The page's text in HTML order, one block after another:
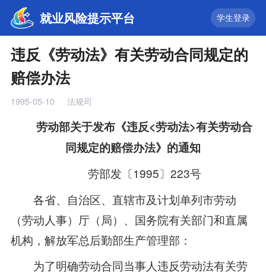
就业风险提示平台 学生登录
违反《劳动法》有关劳动合同规定的
赔偿办法
1995-05-10 法规司
劳动部关于发布《违反<劳动法>有关劳动合
同规定的赔偿办法》的通知
劳部发〔1995〕223号
各省、自治区、直辖市及计划单列市劳动
（劳动人事）厅（局）、国务院有关部门和直属
机构，解放军总后勤部生产管理部：
为了明确劳动合同当事人违反劳动法有关劳